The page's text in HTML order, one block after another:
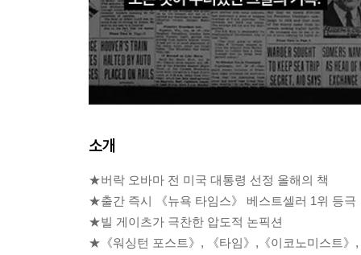
소개
★버락 오바마 전 미국 대통령 선정 올해의 책
★출간 즉시 《뉴욕 타임스》 베스트셀러 1위 등극
★빌 게이츠가 극찬한 압도적 논픽션
★《워싱턴 포스트》, 《타임》,《이코노미스트》